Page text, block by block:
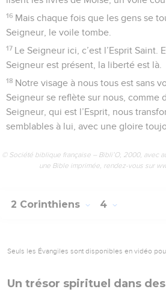
16 Mais chaque fois que les gens se
Seigneur, le voile tombe.
17 Le Seigneur ici, c’est l’Esprit Saint.
Seigneur est présent, la liberté est là.
18 Notre visage à nous tous est sans
Seigneur se reflète sur nous, comme
Seigneur, qui est l’Esprit, nous
semblables à lui, avec une gloire
© Société biblique française – Bibli’O, 2000, avec
une Bible imprimée, rendez-vous sur
2 Corinthiens 4
Seuls les Évangiles sont disponibles en vidéo
Un trésor spirituel dans